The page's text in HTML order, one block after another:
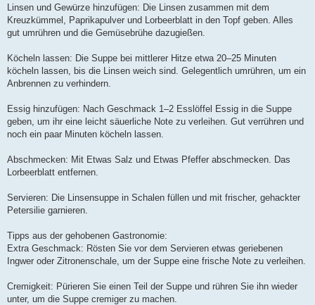
Linsen und Gewürze hinzufügen: Die Linsen zusammen mit dem
Kreuzkümmel, Paprikapulver und Lorbeerblatt in den Topf geben. Alles
gut umrühren und die Gemüsebrühe dazugießen.
Köcheln lassen: Die Suppe bei mittlerer Hitze etwa 20–25 Minuten
köcheln lassen, bis die Linsen weich sind. Gelegentlich umrühren, um ein
Anbrennen zu verhindern.
Essig hinzufügen: Nach Geschmack 1–2 Esslöffel Essig in die Suppe
geben, um ihr eine leicht säuerliche Note zu verleihen. Gut verrühren und
noch ein paar Minuten köcheln lassen.
Abschmecken: Mit Etwas Salz und Etwas Pfeffer abschmecken. Das
Lorbeerblatt entfernen.
Servieren: Die Linsensuppe in Schalen füllen und mit frischer, gehackter
Petersilie garnieren.
Tipps aus der gehobenen Gastronomie:
Extra Geschmack: Rösten Sie vor dem Servieren etwas geriebenen
Ingwer oder Zitronenschale, um der Suppe eine frische Note zu verleihen.
Cremigkeit: Pürieren Sie einen Teil der Suppe und rühren Sie ihn wieder
unter, um die Suppe cremiger zu machen.